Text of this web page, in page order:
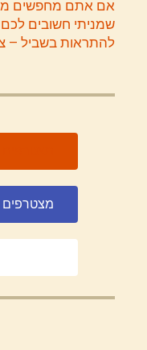
אם אתם מחפשים
שמניתי חשובים
להתראות בשביל –
מצטרפים